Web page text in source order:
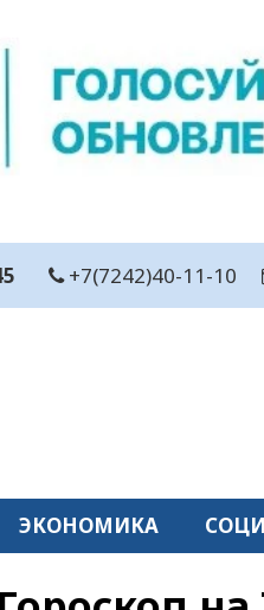
+7(7242)40-11-10
ЭКОНОМИКА